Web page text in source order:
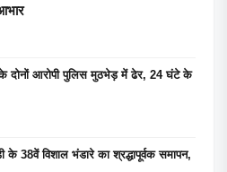
के दोनों आरोपी पुलिस मुठभेड़ में ढेर, 24 घंटे के
के 38वें विशाल भंडारे का श्रद्धापूर्वक समापन,